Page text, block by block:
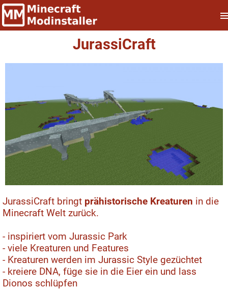
JurassiCraft
JurassiCraft bringt prähistorische Kreaturen in die
Minecraft Welt zurück.
- inspiriert vom Jurassic Park
- viele Kreaturen und Features
- Kreaturen werden im Jurassic Style gezüchtet
- kreiere DNA, füge sie in die Eier ein und lass
Dionos schlüpfen